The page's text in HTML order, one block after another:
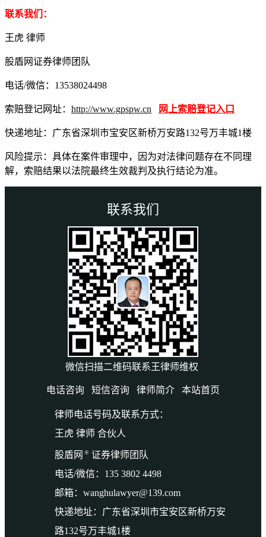
联系我们：
王虎 律师
股盾网证券律师团队
电话/微信：13538024498
索赔登记网址： http://www.gpspw.cn 网上索赔登记入口
快递地址：广东省深圳市宝安区新桥万安路132号万丰城1楼
风险提示：具体在案件审理中，因为对法律问题存在不同理
解，索赔结果以法院最终生效裁判及执行结论为准。
联系我们
微信扫描二维码联系王律师维权
电话咨询 短信咨询 律师简介 本站首页
律师电话号码及联系方式：
王虎 律师 合伙人
股盾网 ® 证券律师团队
电话/微信：135 3802 4498
邮箱：wanghulawyer@139.com
快递地址：广东省深圳市宝安区新桥万安
路132号万丰城1楼